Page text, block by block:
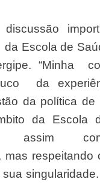
Escola de
“Minha
da
da política de
da Escola
assim
mas respeitando